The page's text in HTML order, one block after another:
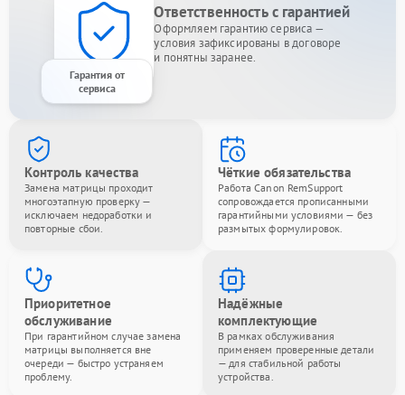
Гарантия от
сервиса
Ответственность с гарантией
Оформляем гарантию сервиса —
условия зафиксированы в договоре
и понятны заранее.
Контроль качества
Замена матрицы проходит
многоэтапную проверку —
исключаем недоработки и
повторные сбои.
Чёткие обязательства
Работа Canon RemSupport
сопровождается прописанными
гарантийными условиями — без
размытых формулировок.
Приоритетное
обслуживание
При гарантийном случае замена
матрицы выполняется вне
очереди — быстро устраняем
проблему.
Надёжные
комплектующие
В рамках обслуживания
применяем проверенные детали
— для стабильной работы
устройства.